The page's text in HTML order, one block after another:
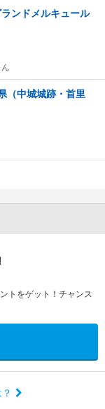
ンドメルキュール
（中城城跡・首里
トをゲット！チャンス